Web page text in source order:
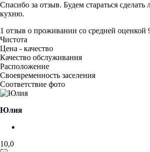
Спасибо за отзыв. Будем стараться
кухню.
1 отзыв о проживании со средней оценкой
Чистота
Цена - качество
Качество обслуживания
Расположение
Своевременность заселения
Соответствие фото
Юлия
10,0